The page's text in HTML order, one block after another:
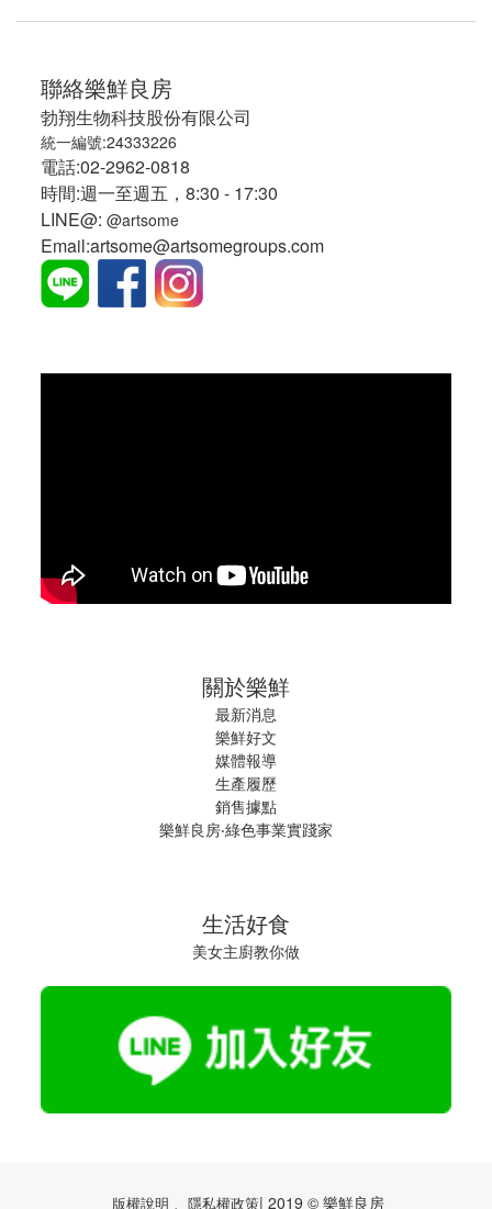
聯絡樂鮮良房
勃翔生物科技股份有限公司
統一編號:24333226
電話:02-2962-0818
時間:週一至週五，8:30 - 17:30
LINE@: @artsome
Email:artsome@artsomegroups.com
關於樂鮮
最新消息
樂鮮好文
媒體報導
生產履歷
銷售據點
樂鮮良房‧綠色事業實踐家
生活好食
美女主廚教你做
版權說明 、隱私權政策| 2019 © 樂鮮良房